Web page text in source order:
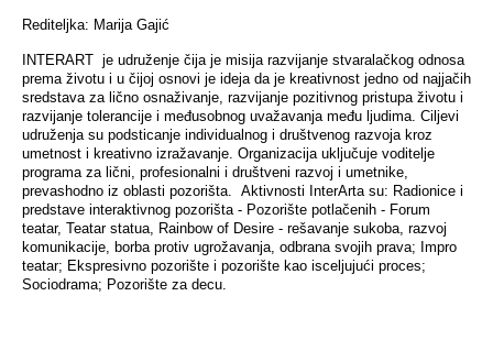
Rediteljka: Marija Gajić
INTERART je udruženje čija je misija razvijanje stvaralačkog odnosa
prema životu i u čijoj osnovi je ideja da je kreativnost jedno od najjačih
sredstava za lično osnaživanje, razvijanje pozitivnog pristupa životu i
razvijanje tolerancije i međusobnog uvažavanja među ljudima. Ciljevi
udruženja su podsticanje individualnog i društvenog razvoja kroz
umetnost i kreativno izražavanje. Organizacija uključuje voditelje
programa za lični, profesionalni i društveni razvoj i umetnike,
prevashodno iz oblasti pozorišta. Aktivnosti InterArta su: Radionice i
predstave interaktivnog pozorišta - Pozorište potlačenih - Forum
teatar, Teatar statua, Rainbow of Desire - rešavanje sukoba, razvoj
komunikacije, borba protiv ugrožavanja, odbrana svojih prava; Impro
teatar; Ekspresivno pozorište i pozorište kao isceljujući proces;
Sociodrama; Pozorište za decu.